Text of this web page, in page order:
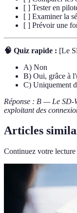
[ ] Tester en
[ ] Examiner la
[ ] Prévoir une
🧠 Quiz rapide : [Le
A) Non
B) Oui, grâce à
C) Uniquement
Réponse : B — Le SD-
exploitant des
Articles
Continuez votre lecture